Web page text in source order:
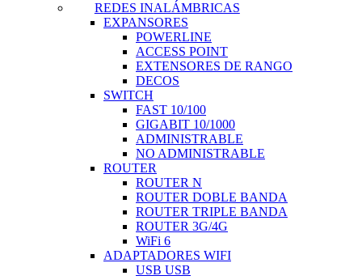
REDES INALÁMBRICAS
EXPANSORES
POWERLINE
ACCESS POINT
EXTENSORES DE RANGO
DECOS
SWITCH
FAST 10/100
GIGABIT 10/1000
ADMINISTRABLE
NO ADMINISTRABLE
ROUTER
ROUTER N
ROUTER DOBLE BANDA
ROUTER TRIPLE BANDA
ROUTER 3G/4G
WiFi 6
ADAPTADORES WIFI
USB USB